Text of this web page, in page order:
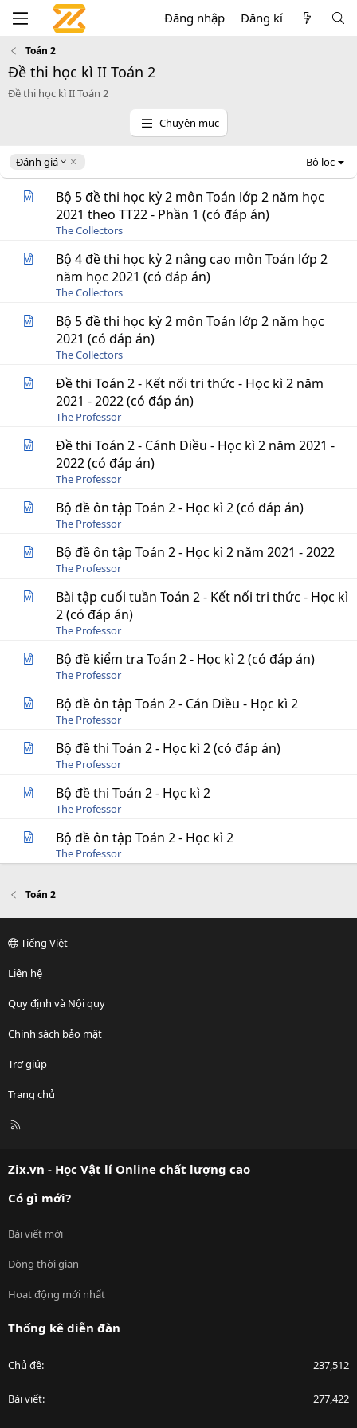
Đăng nhập Đăng kí
Toán 2
Đề thi học kì II Toán 2
Đề thi học kì II Toán 2
Chuyên mục
Đánh giá
D
e
Bộ lọc
Bộ 5 đề thi học kỳ 2 môn Toán lớp 2 năm học
2021 theo TT22 - Phần 1 (có đáp án)
The Collectors
Bộ 4 đề thi học kỳ 2 nâng cao môn Toán lớp 2
năm học 2021 (có đáp án)
The Collectors
Bộ 5 đề thi học kỳ 2 môn Toán lớp 2 năm học
2021 (có đáp án)
The Collectors
Đề thi Toán 2 - Kết nối tri thức - Học kì 2 năm
2021 - 2022 (có đáp án)
The Professor
Đề thi Toán 2 - Cánh Diều - Học kì 2 năm 2021 -
2022 (có đáp án)
The Professor
Bộ đề ôn tập Toán 2 - Học kì 2 (có đáp án)
The Professor
Bộ đề ôn tập Toán 2 - Học kì 2 năm 2021 - 2022
The Professor
Bài tập cuối tuần Toán 2 - Kết nối tri thức - Học kì
2 (có đáp án)
The Professor
Bộ đề kiểm tra Toán 2 - Học kì 2 (có đáp án)
The Professor
Bộ đề ôn tập Toán 2 - Cán Diều - Học kì 2
The Professor
Bộ đề thi Toán 2 - Học kì 2 (có đáp án)
The Professor
Bộ đề thi Toán 2 - Học kì 2
The Professor
Bộ đề ôn tập Toán 2 - Học kì 2
The Professor
Toán 2
Tiếng Việt
Liên hệ
Quy định và Nội quy
Chính sách bảo mật
Trợ giúp
Trang chủ
R
Zix.vn - Học Vật lí Online chất lượng cao
Có gì mới?
Bài viết mới
Dòng thời gian
Hoạt động mới nhất
Thống kê diễn đàn
Chủ đề 237,512
Bài viết 277,422